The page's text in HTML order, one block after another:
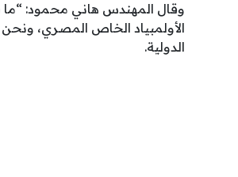
وقال المهندس هاني محمود: “ما
الأولمبياد الخاص المصري، ونحن
الدولية.